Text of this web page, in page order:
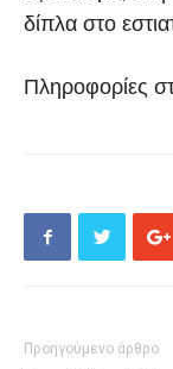
δίπλα στο
Πληροφορίες
Προηγούμενο άρθρο